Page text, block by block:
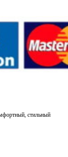
стильный